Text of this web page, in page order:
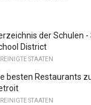
der Schulen -
District
STAATEN
besten Restaurants
STAATEN